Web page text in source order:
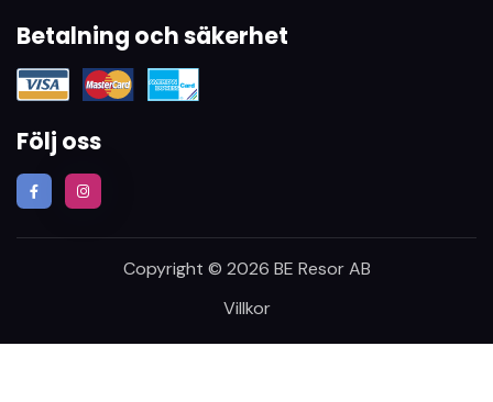
Betalning och säkerhet
Följ oss
Copyright © 2026 BE Resor AB
Villkor